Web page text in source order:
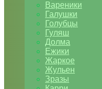
Вареники
Галушки
Голубцы
Гуляш
Долма
Ежики
Жаркое
Жульен
Зразы